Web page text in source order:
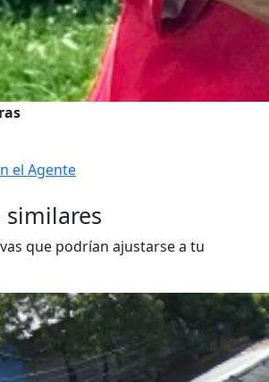
el Agente
similares
que podrían ajustarse a tu